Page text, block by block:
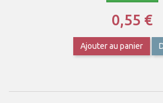
0,55 €
Ajouter au panier